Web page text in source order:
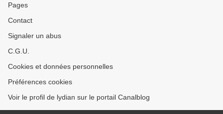
Pages
Contact
Signaler un abus
C.G.U.
Cookies et données personnelles
Préférences cookies
Voir le profil de lydian sur le portail Canalblog